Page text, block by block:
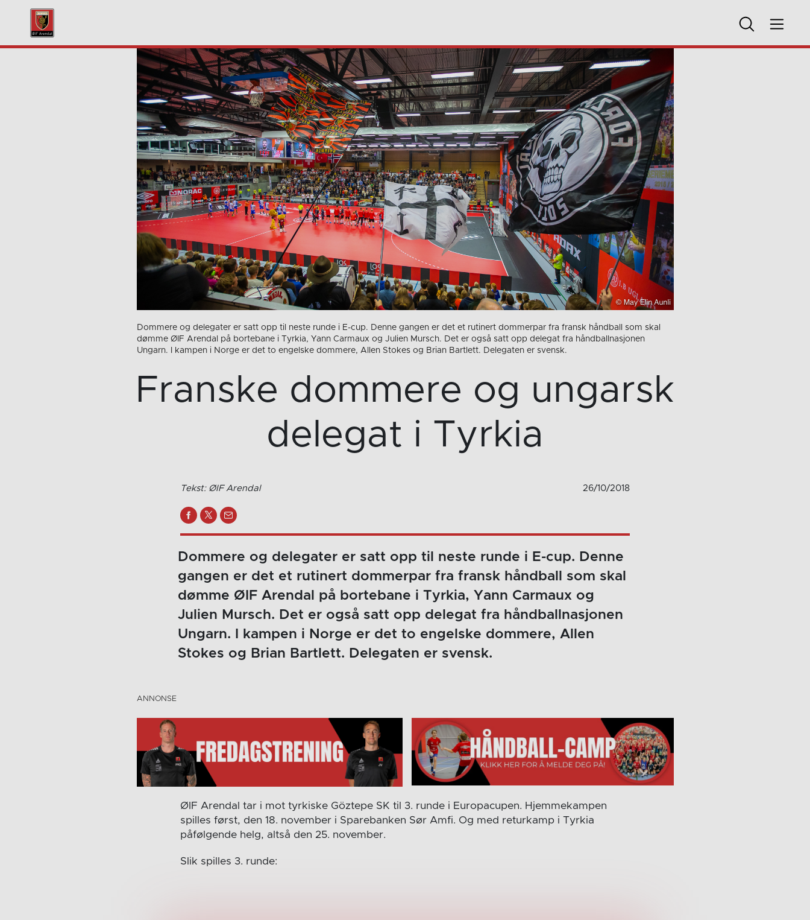
Dommere og delegater er satt opp til neste runde i E-cup. Denne gangen er det et rutinert dommerpar fra fransk håndball som skal
dømme ØIF Arendal på bortebane i Tyrkia, Yann Carmaux og Julien Mursch. Det er også satt opp delegat fra håndballnasjonen
Ungarn. I kampen i Norge er det to engelske dommere, Allen Stokes og Brian Bartlett. Delegaten er svensk.
Franske dommere og ungarsk
delegat i Tyrkia
Tekst: ØIF Arendal 26/10/2018
Dommere og delegater er satt opp til neste runde i E-cup. Denne
gangen er det et rutinert dommerpar fra fransk håndball som skal
dømme ØIF Arendal på bortebane i Tyrkia, Yann Carmaux og
Julien Mursch. Det er også satt opp delegat fra håndballnasjonen
Ungarn. I kampen i Norge er det to engelske dommere, Allen
Stokes og Brian Bartlett. Delegaten er svensk.
ØIF Arendal tar i mot tyrkiske Göztepe SK til 3. runde i Europacupen. Hjemmekampen
spilles først, den 18. november i Sparebanken Sør Amfi. Og med returkamp i Tyrkia
påfølgende helg, altså den 25. november.
Slik spilles 3. runde: